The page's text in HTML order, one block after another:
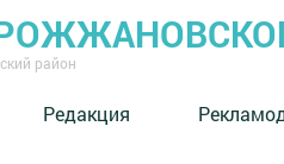
район
Редакция